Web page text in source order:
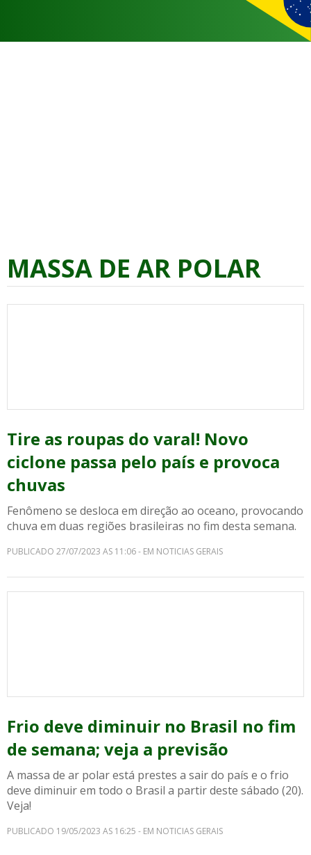
MASSA DE AR POLAR
Tire as roupas do varal! Novo
ciclone passa pelo país e provoca
chuvas
Fenômeno se desloca em direção ao oceano, provocando
chuva em duas regiões brasileiras no fim desta semana.
PUBLICADO 27/07/2023 AS 11:06 - EM NOTICIAS GERAIS
Frio deve diminuir no Brasil no fim
de semana; veja a previsão
A massa de ar polar está prestes a sair do país e o frio
deve diminuir em todo o Brasil a partir deste sábado (20).
Veja!
PUBLICADO 19/05/2023 AS 16:25 - EM NOTICIAS GERAIS